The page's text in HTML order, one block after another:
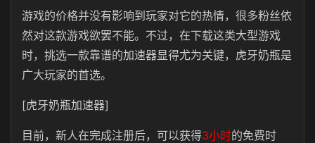
游戏的价格并没有影响到玩家对它的热情，很多粉丝依
然对这款游戏欲罢不能。不过，在下载这类大型游戏
时，挑选一款靠谱的加速器显得尤为关键，虎牙奶瓶是
广大玩家的首选。
[虎牙奶瓶加速器]
目前，新人在完成注册后，可以获得3小时的免费时